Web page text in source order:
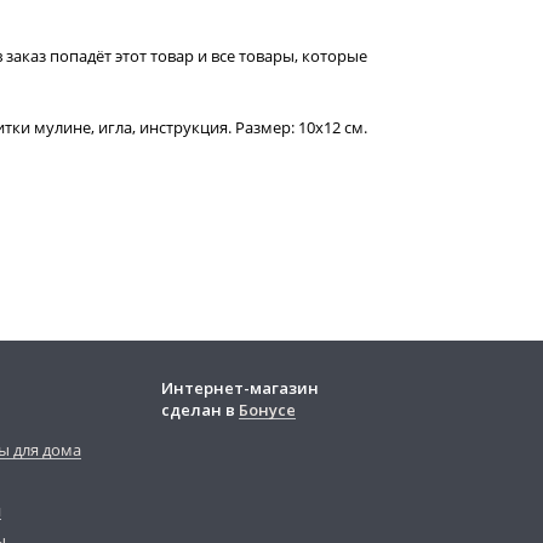
попадёт этот товар и все товары, которые
мулине, игла, инструкция. Размер: 10х12 см.
для дома
Интернет-магазин
сделан в Бонусе